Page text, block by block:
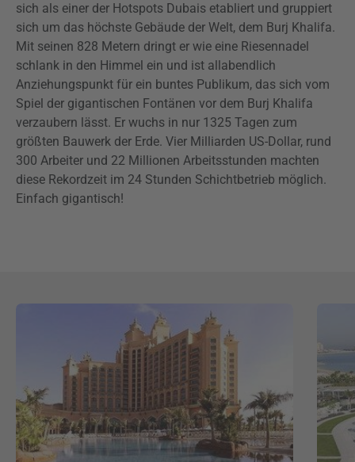
sich als einer der Hotspots Dubais etabliert und gruppiert
sich um das höchste Gebäude der Welt, dem Burj Khalifa.
Mit seinen 828 Metern dringt er wie eine Riesennadel
schlank in den Himmel ein und ist allabendlich
Anziehungspunkt für ein buntes Publikum, das sich vom
Spiel der gigantischen Fontänen vor dem Burj Khalifa
verzaubern lässt. Er wuchs in nur 1325 Tagen zum
größten Bauwerk der Erde. Vier Milliarden US-Dollar, rund
300 Arbeiter und 22 Millionen Arbeitsstunden machten
diese Rekordzeit im 24 Stunden Schichtbetrieb möglich.
Einfach gigantisch!